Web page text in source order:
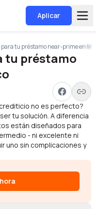
Aplicar
para tu préstamo near-prime en
tu préstamo
no es perfecto?
tu solución. A diferencia
están diseñados para
- ni excelente ni
uno sin complicaciones y